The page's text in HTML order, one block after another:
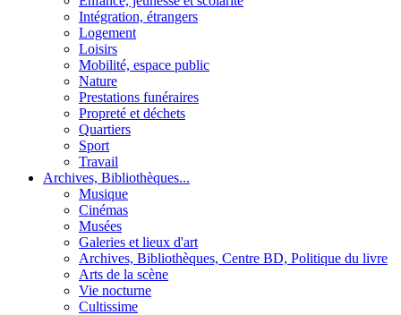
Intégration, étrangers
Logement
Loisirs
Mobilité, espace public
Nature
Prestations funéraires
Propreté et déchets
Quartiers
Sport
Travail
Archives, Bibliothèques...
Musique
Cinémas
Musées
Galeries et lieux d'art
Archives, Bibliothèques, Centre BD, Politique du livre
Arts de la scène
Vie nocturne
Cultissime